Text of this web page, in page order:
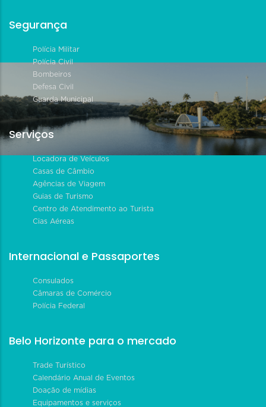
Segurança
Polícia Militar
Polícia Civil
Bombeiros
Defesa Civil
Guarda Municipal
Serviços
Locadora de Veículos
Casas de Câmbio
Agências de Viagem
Guias de Turismo
Centro de Atendimento ao Turista
Cias Aéreas
Internacional e Passaportes
Consulados
Câmaras de Comércio
Polícia Federal
Belo Horizonte para o mercado
Trade Turístico
Calendário Anual de Eventos
Doação de mídias
Equipamentos e serviços